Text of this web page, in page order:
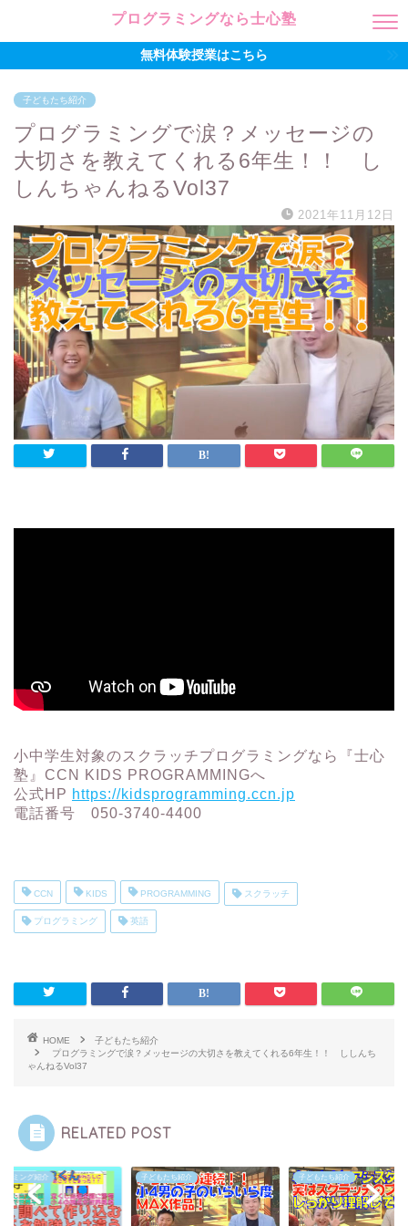
プログラミングなら士心塾
無料体験授業はこちら
子どもたち紹介
プログラミングで涙？メッセージの
大切さを教えてくれる6年生！！ し
しんちゃんねるVol37
2021年11月12日
小中学生対象のスクラッチプログラミングなら『士心
塾』CCN KIDS PROGRAMMINGへ
公式HP https://kidsprogramming.ccn.jp
電話番号 050-3740-4400
CCN KIDS PROGRAMMING スクラッチ
プログラミング 英語
HOME
子どもたち紹介
プログラミングで涙？メッセージの大切さを教えてくれる6年生！！ ししんち
ゃんねるVol37
RELATED POST
ラミング紹介 子どもたち紹介 子どもたち紹介